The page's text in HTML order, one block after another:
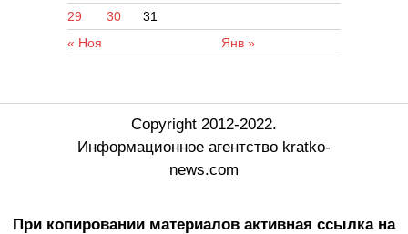
« Ноя Янв »
29
30 31
Copyright 2012-2022.
Информационное агентство kratko-
news.com
При копировании материалов активная ссылка на